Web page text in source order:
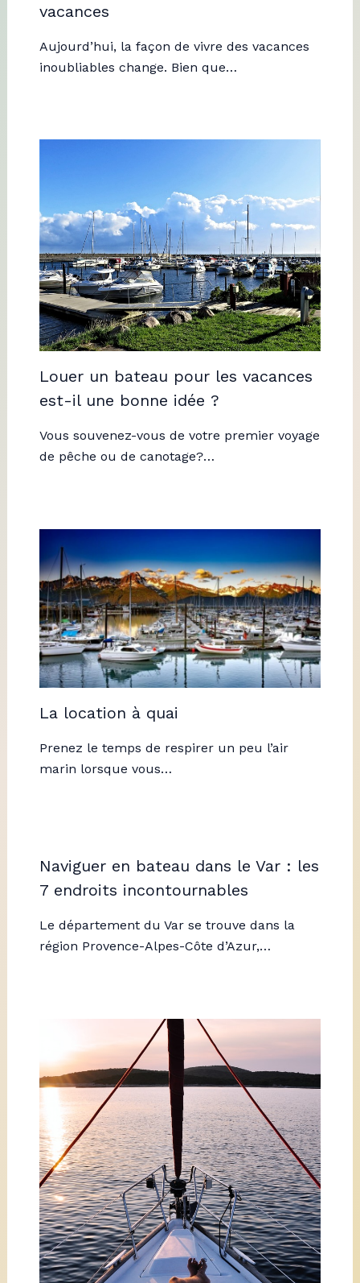
vacances
Aujourd’hui, la façon de vivre des vacances
inoubliables change. Bien que…
Louer un bateau pour les vacances
est-il une bonne idée ?
Vous souvenez-vous de votre premier voyage
de pêche ou de canotage?…
La location à quai
Prenez le temps de respirer un peu l’air
marin lorsque vous…
Naviguer en bateau dans le Var : les
7 endroits incontournables
Le département du Var se trouve dans la
région Provence-Alpes-Côte d’Azur,…